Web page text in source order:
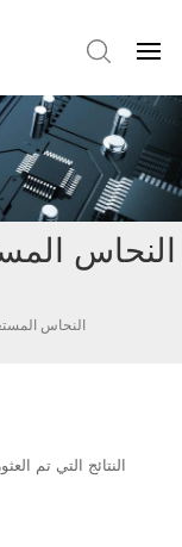
النحاس
النحاس